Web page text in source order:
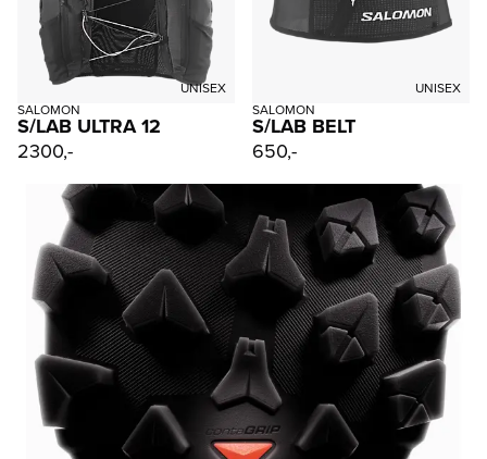
UNISEX
SALOMON
S/LAB ULTRA 12
2300,-
UNISEX
SALOMON
S/LAB BELT
650,-